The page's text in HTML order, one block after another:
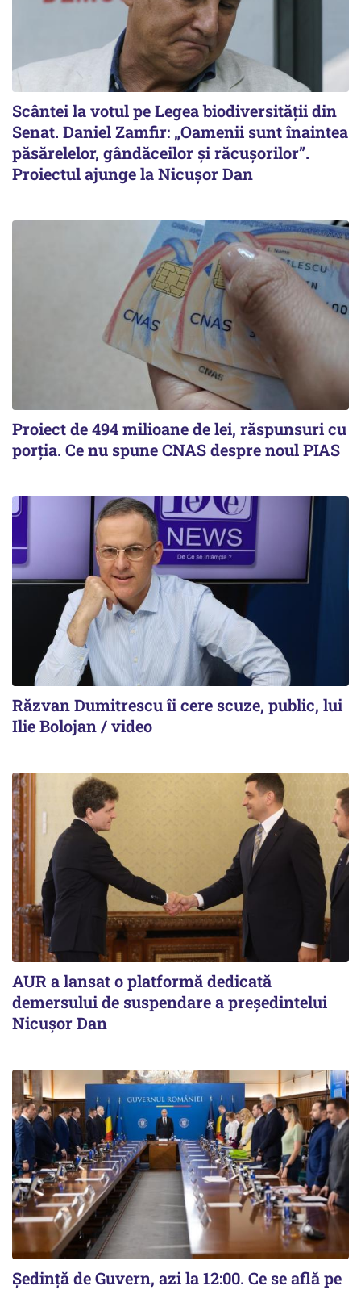
Scântei la votul pe Legea biodiversității din
Senat. Daniel Zamfir: „Oamenii sunt înaintea
păsărelelor, gândăceilor și răcușorilor”.
Proiectul ajunge la Nicușor Dan
Proiect de 494 milioane de lei, răspunsuri cu
porția. Ce nu spune CNAS despre noul PIAS
Răzvan Dumitrescu îi cere scuze, public, lui
Ilie Bolojan / video
AUR a lansat o platformă dedicată
demersului de suspendare a președintelui
Nicușor Dan
Ședință de Guvern, azi la 12:00. Ce se află pe